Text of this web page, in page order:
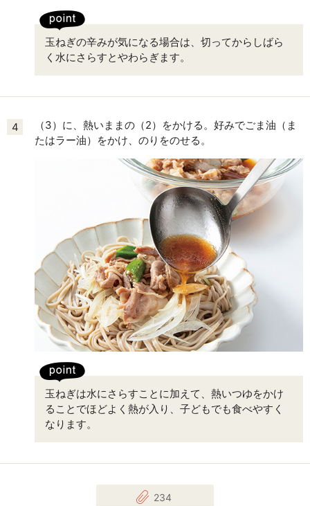
玉ねぎの辛みが気になる場合は、切ってからしばら
く水にさらすとやわらぎます。
4
（3）に、熱いままの（2）をかける。好みでごま油（ま
たはラー油）をかけ、のりをのせる。
玉ねぎは水にさらすことに加えて、熱いつゆをかけ
ることでほどよく熱が入り、子どもでも食べやすく
なります。
234